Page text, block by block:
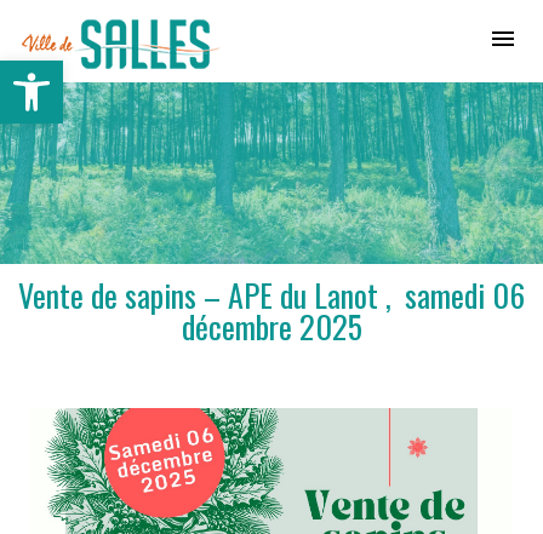
Ouvrir la barre d’outils
Vente de sapins – APE du Lanot , samedi 06
décembre 2025